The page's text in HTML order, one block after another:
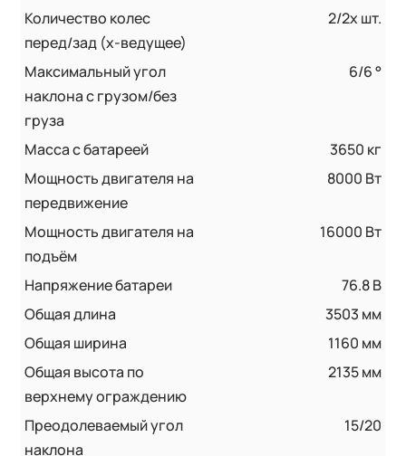
Количество колес
перед/зад (x-ведущее)
2/2х шт.
Максимальный угол
наклона с грузом/без
груза
6/6 °
Масса с батареей
3650 кг
Мощность двигателя на
передвижение
8000 Вт
Мощность двигателя на
подъём
16000 Вт
Напряжение батареи
76.8 B
Общая длина
3503 мм
Общая ширина
1160 мм
Общая высота по
верхнему ограждению
2135 мм
Преодолеваемый угол
наклона
15/20